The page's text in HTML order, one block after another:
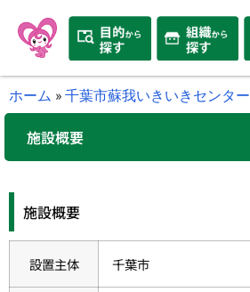
ホーム »千葉市蘇我いきいきセンター
施設概要
施設概要
設置主体 千葉市